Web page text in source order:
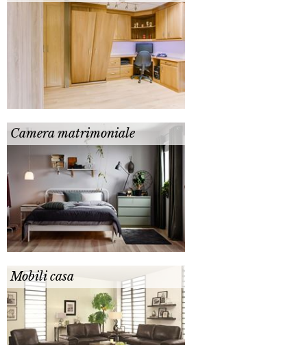
Camera matrimoniale
Mobili casa